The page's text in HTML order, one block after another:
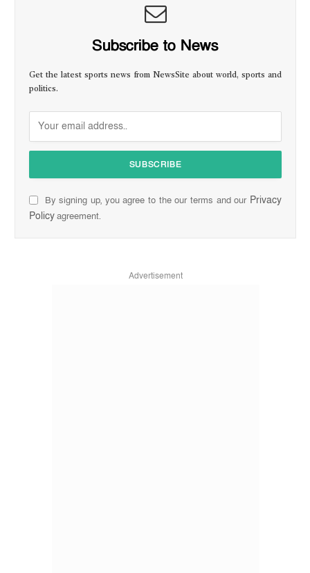
Subscribe to News
Get the latest sports news from NewsSite about world, sports and
politics.
By signing up, you agree to the our terms and our Privacy
Policyagreement.
Advertisement